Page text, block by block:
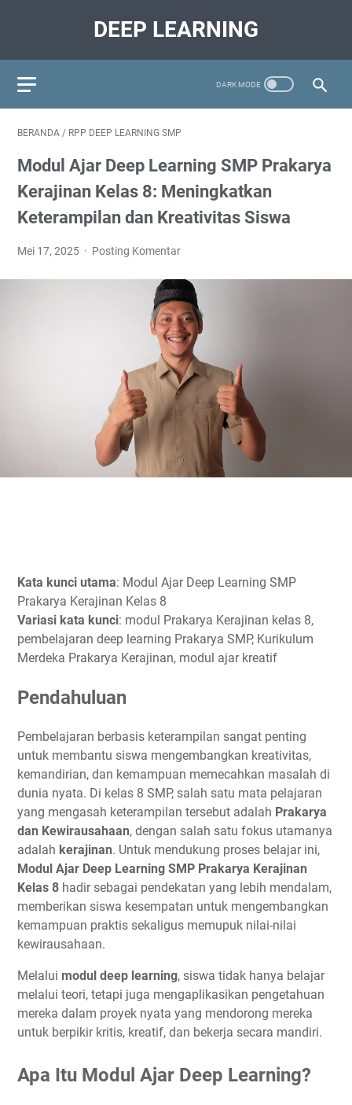
DEEP LEARNING
BERANDA / RPP DEEP LEARNING SMP
Modul Ajar Deep Learning SMP Prakarya
Kerajinan Kelas 8: Meningkatkan
Keterampilan dan Kreativitas Siswa
Mei 17, 2025 Posting Komentar
Kata kunci utama: Modul Ajar Deep Learning SMP
Prakarya Kerajinan Kelas 8
Variasi kata kunci: modul Prakarya Kerajinan kelas 8,
pembelajaran deep learning Prakarya SMP, Kurikulum
Merdeka Prakarya Kerajinan, modul ajar kreatif
Pendahuluan
Pembelajaran berbasis keterampilan sangat penting
untuk membantu siswa mengembangkan kreativitas,
kemandirian, dan kemampuan memecahkan masalah di
dunia nyata. Di kelas 8 SMP, salah satu mata pelajaran
yang mengasah keterampilan tersebut adalah Prakarya
dan Kewirausahaan, dengan salah satu fokus utamanya
adalah kerajinan. Untuk mendukung proses belajar ini,
Modul Ajar Deep Learning SMP Prakarya Kerajinan
Kelas 8 hadir sebagai pendekatan yang lebih mendalam,
memberikan siswa kesempatan untuk mengembangkan
kemampuan praktis sekaligus memupuk nilai-nilai
kewirausahaan.
Melalui modul deep learning, siswa tidak hanya belajar
melalui teori, tetapi juga mengaplikasikan pengetahuan
mereka dalam proyek nyata yang mendorong mereka
untuk berpikir kritis, kreatif, dan bekerja secara mandiri.
Apa Itu Modul Ajar Deep Learning?